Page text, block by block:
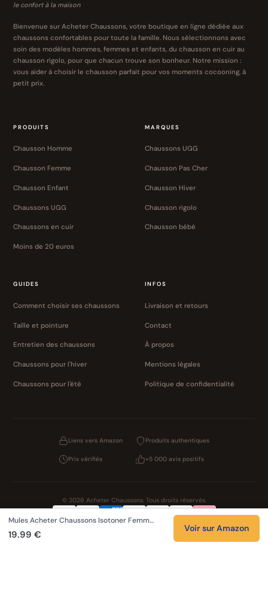
le confort à la maison
Bienvenue sur Acheter Chaussons, votre boutique en ligne dédiée aux
chaussons confortables pour toute la famille. Nous sélectionnons avec
soin des modèles hommes, femmes et enfants, du chausson en cuir au
chausson rigolo, pour que chacun trouve son bonheur. Notre mission :
vous aider à choisir le chausson parfait pour vos moments cocooning, à
petit prix.
PRODUITS
Chausson Homme
Chausson Femme
Chausson Enfant
Chaussons UGG
Chaussons en cuir
Moins de 20 euros
MARQUES
Chaussons UGG
Chausson Pas Cher
Chausson Hiver
Chausson rigolo
Chausson bébé
GUIDES
Comment choisir ses chaussons
Taille et pointure
Entretien des chaussons
Chaussons pour l'hiver
Chaussons pour l'été
INFOS
Livraison et retours
Contact
À propos
Mentions légales
Politique de confidentialité
Liens vers Amazon Produits authentiques
Prix vérifiés +5 000 avis positifs
© 2026 Acheter Chaussons. Tous droits réservés.
ConfidentialitéCGV CookiesMentions légales
Mules Acheter Chaussons Isotoner Femm…
19.99 €
Voir sur Amazon